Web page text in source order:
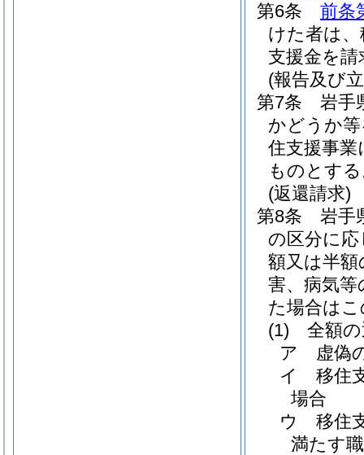
第6条
前条
けた者は
支援金を
(報告及び
第7条
岩手
かどうか
住支援事
ものとす
(返還請求)
第8条
岩手
の区分に
額又は半
害、病気
た場合は
(1)
全額
ア
虚偽
イ
移住
場合
ウ
移住
満たす